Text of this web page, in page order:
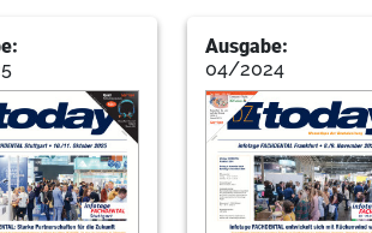
Ausgabe:
04/2024